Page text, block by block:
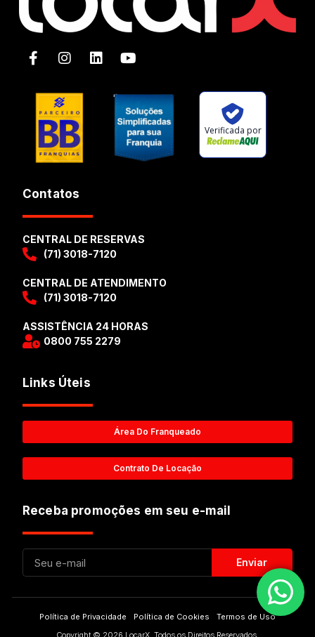
Verificada por
Contatos
CENTRAL DE RESERVAS
(71) 3018-7120
CENTRAL DE ATENDIMENTO
(71) 3018-7120
ASSISTÊNCIA 24 HORAS
0800 755 2279
Links Úteis
Área Do Franqueado
Contrato De Locação
Receba promoções em seu e-mail
Enviar
Política de Privacidade Política de Cookies
Termos de Uso